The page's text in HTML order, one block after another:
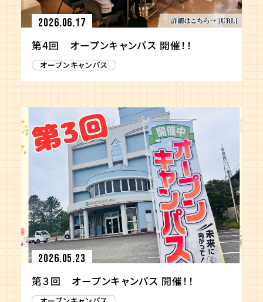
2026.06.17
第4回 オープンキャンパス 開催！！
オープンキャンパス
2026.05.23
第３回 オープンキャンパス 開催！！